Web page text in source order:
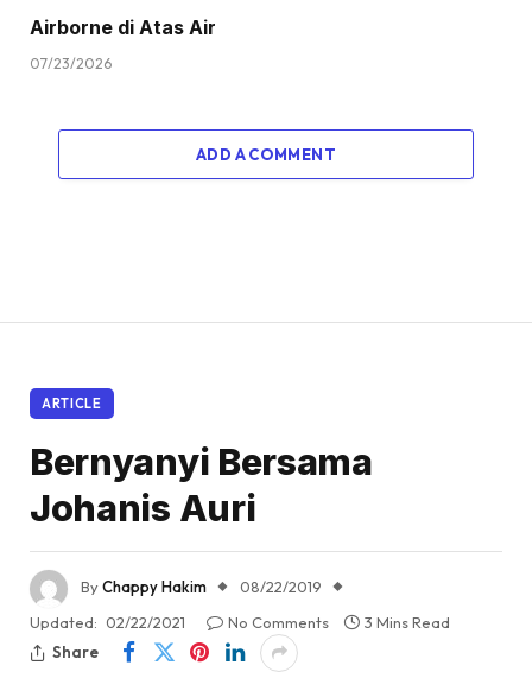
Airborne di Atas Air
07/23/2026
ADD A COMMENT
ARTICLE
Bernyanyi Bersama
Johanis Auri
ByChappy Hakim
08/22/2019
Updated: 02/22/2021 No Comments
3 Mins Read
Share